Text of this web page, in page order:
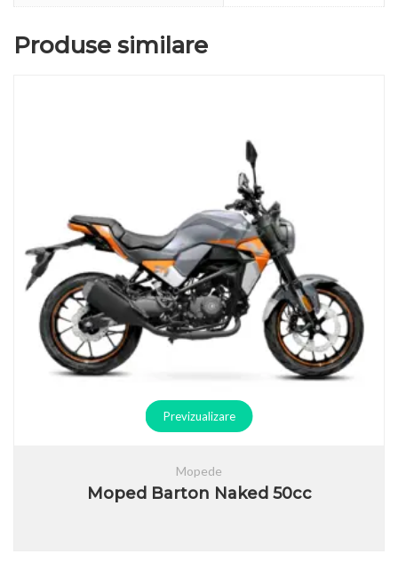
Produse similare
Previzualizare
Mopede
Moped Barton Naked 50cc